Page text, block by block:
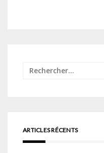
Rechercher :
ARTICLES RÉCENTS